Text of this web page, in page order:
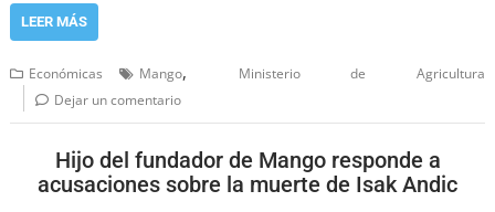
LEER MÁS
Económicas Mango,
Ministerio de Agricultura
Dejar un comentario
Hijo del fundador de Mango responde a
acusaciones sobre la muerte de Isak Andic